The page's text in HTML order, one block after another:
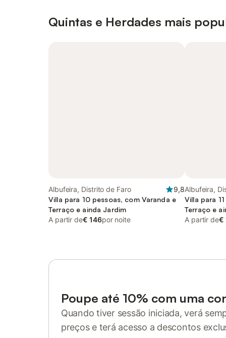
Quintas e Herdades mais
Albufeira, Distrito de Faro
9,8
Villa para 10 pessoas, com Varanda e
Terraço e ainda Jardim
A partir de€ 146por noite
Albufeira,
Villa para
Terraço e
A partir de€
Poupe até 10% com uma
Quando tiver sessão iniciada, verá
preços e terá acesso a descontos